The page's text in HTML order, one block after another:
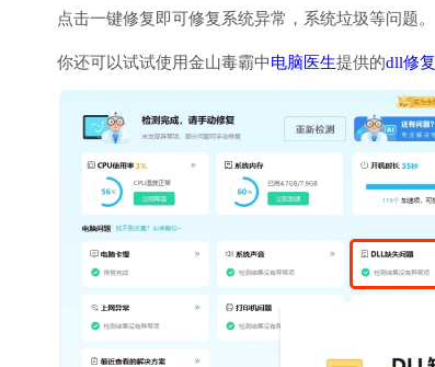
点击一键修复即可修复系统异常，系统垃圾等问题。
你还可以试试使用金山毒霸中电脑医生提供的dll修复